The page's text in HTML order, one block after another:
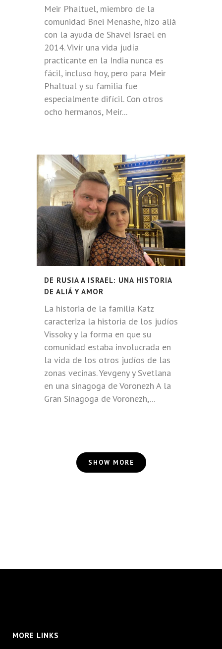
Meir Phaltuel, miembro de la
comunidad Bnei Menashe, hizo aliá
con la ayuda de Shavei Israel en
2014. Vivir una vida judía
practicante en la India nunca es
fácil, incluso hoy, pero para Meir
Phaltual y su familia fue
especialmente difícil. Con otros
ocho hermanos, Meir...
DE RUSIA A ISRAEL: UNA HISTORIA
DE ALIÁ Y AMOR
La historia de la familia Katz
caracteriza la historia de los judíos
Vissoky y la forma en que su
comunidad estaba involucrada en
la vida de los otros judíos de las
zonas vecinas. Yevgeny y Svetlana
en una sinagoga de Voronezh A la
Gran Sinagoga de Voronezh,...
SHOW MORE
MORE LINKS